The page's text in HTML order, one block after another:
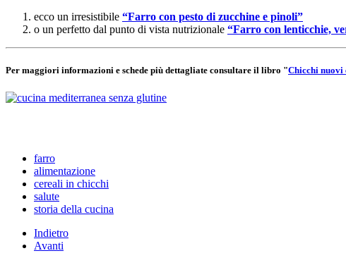
ecco un irresistibile “Farro con pesto di zucchine e pinoli”
o un perfetto dal punto di vista nutrizionale “Farro con lenticchie,
Per maggiori informazioni e schede più dettagliate consultare il libro "Chicchi nuovi
farro
alimentazione
cereali in chicchi
salute
storia della cucina
Indietro
Avanti